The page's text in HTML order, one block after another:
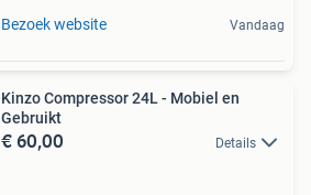
Bezoek website Vandaag
Kinzo Compressor 24L - Mobiel en
Gebruikt
€ 60,00 Details